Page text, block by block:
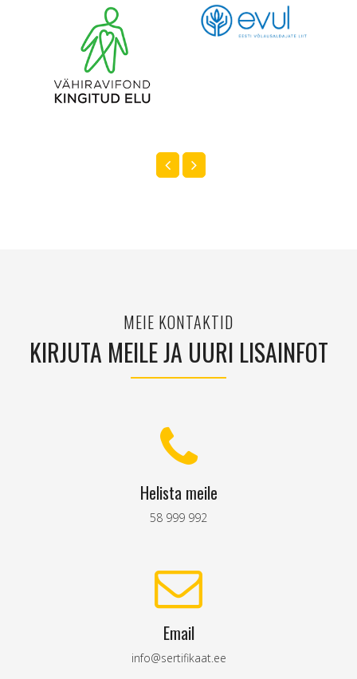
MEIE KONTAKTID
KIRJUTA MEILE JA UURI LISAINFOT
Helista meile
58 999 992
Email
info@sertifikaat.ee